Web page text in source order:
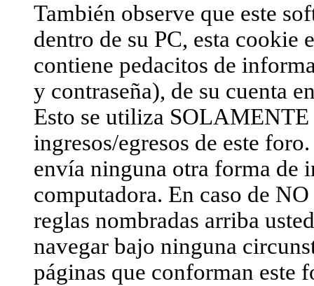
También observe que este
dentro de su PC, esta cookie
contiene pedacitos de
y contraseña), de su cuenta
Esto se utiliza
ingresos/egresos de este
envía ninguna otra forma de
computadora. En caso de
reglas nombradas arriba
navegar bajo ninguna
páginas que conforman este